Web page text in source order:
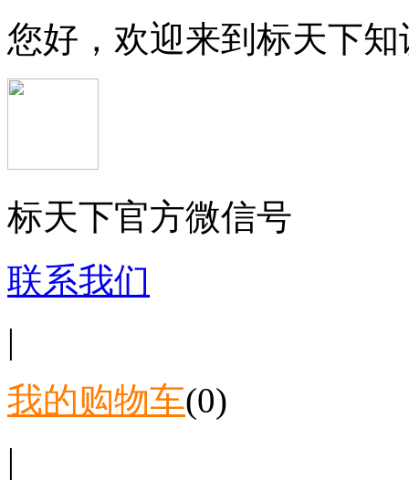
您好，欢迎来到标天下
标天下官方微信号
联系我们
|
我的购物车(0)
|